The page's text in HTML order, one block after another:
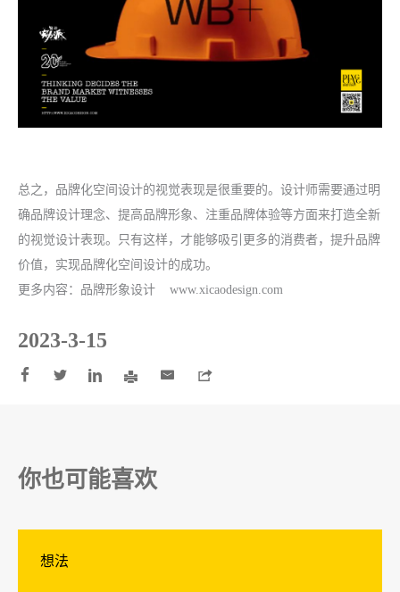
总之，品牌化空间设计的视觉表现是很重要的。设计师需要通过明
确品牌设计理念、提高品牌形象、注重品牌体验等方面来打造全新
的视觉设计表现。只有这样，才能够吸引更多的消费者，提升品牌
价值，实现品牌化空间设计的成功。
更多内容： 品牌形象设计 www.xicaodesign.com
2023-3-15
     
你也可能喜欢
想法